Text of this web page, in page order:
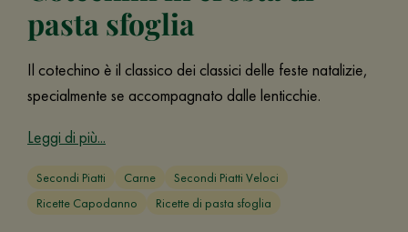
pasta sfoglia
Il cotechino è il classico dei classici delle feste natalizie,
specialmente se accompagnato dalle lenticchie.
Leggi di più...
Secondi Piatti Carne
Secondi Piatti Veloci
Ricette Capodanno
Ricette di pasta sfoglia